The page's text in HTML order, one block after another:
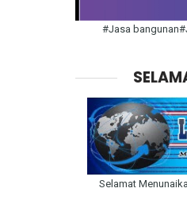
#Jasa
Selamat